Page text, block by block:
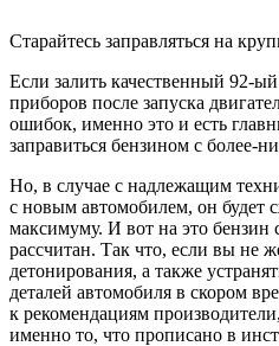
Старайтесь заправляться на
Если залить качественный 92-
приборов после запуска
ошибок, именно это и есть
заправиться бензином с более-
Но, в случае с надлежащим
с новым автомобилем, он будет
максимуму. И вот на это бензин
рассчитан. Так что, если вы не
детонирования, а также
деталей автомобиля в скором
к рекомендациям
именно то, что прописано в